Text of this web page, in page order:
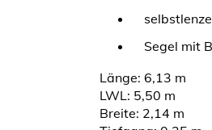
Segel mit
Länge: 6,13 m
LWL: 5,50 m
Breite: 2,14 m